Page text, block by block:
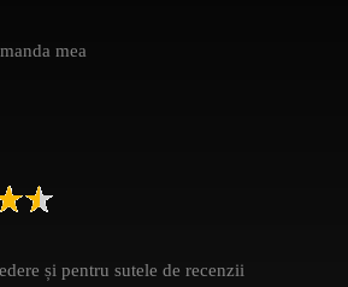
mea
și pentru sutele de recenzii